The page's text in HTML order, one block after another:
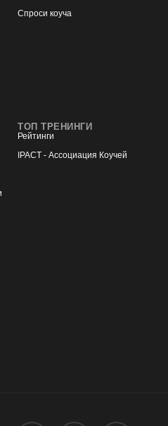
Спроси коуча
ТОП ТРЕНИНГИ
Рейтинги
IPACT - Ассоциация Коучей